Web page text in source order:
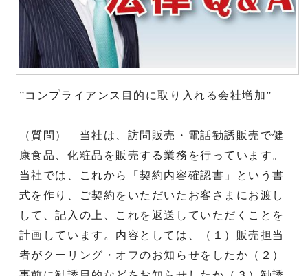
”コンプライアンス目的に取り入れる会社増加”
（質問） 当社は、訪問販売・電話勧誘販売で健
康食品、化粧品を販売する業務を行っています。
当社では、これから「契約内容確認書」という書
式を作り、ご契約をいただいたお客さまにお渡し
して、記入の上、これを返送していただくことを
計画しています。内容としては、（１）販売担当
者がクーリング・オフのお知らせをしたか（２）